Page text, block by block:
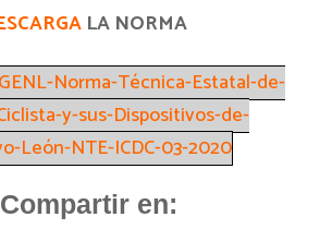
LA NORMA
Norma-Técnica-Estatal-de-
y-sus-Dispositivos-de-
León-NTE-ICDC-03-2020
Compartir en: